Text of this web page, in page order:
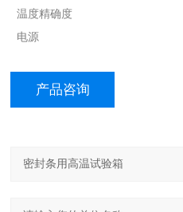
温度精确度
电源
产品咨询